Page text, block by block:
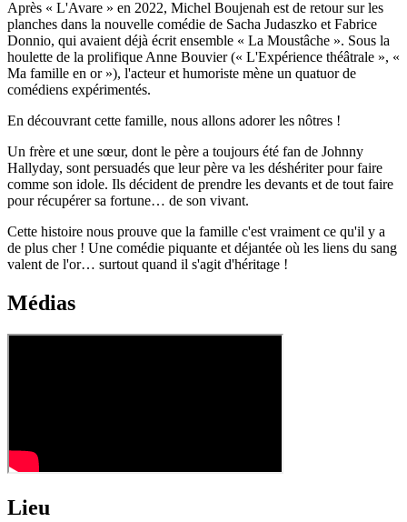
Après « L'Avare » en 2022, Michel Boujenah est de retour sur les
planches dans la nouvelle comédie de Sacha Judaszko et Fabrice
Donnio, qui avaient déjà écrit ensemble « La Moustâche ». Sous la
houlette de la prolifique Anne Bouvier (« L'Expérience théâtrale », «
Ma famille en or »), l'acteur et humoriste mène un quatuor de
comédiens expérimentés.
En découvrant cette famille, nous allons adorer les nôtres !
Un frère et une sœur, dont le père a toujours été fan de Johnny
Hallyday, sont persuadés que leur père va les déshériter pour faire
comme son idole. Ils décident de prendre les devants et de tout faire
pour récupérer sa fortune… de son vivant.
Cette histoire nous prouve que la famille c'est vraiment ce qu'il y a
de plus cher ! Une comédie piquante et déjantée où les liens du sang
valent de l'or… surtout quand il s'agit d'héritage !
Médias
Lieu